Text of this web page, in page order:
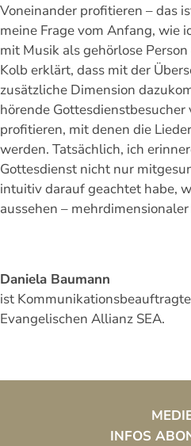
Voneinander profitieren – das
meine Frage vom Anfang, wie
mit Musik als gehörlose
Kolb erklärt, dass mit der
zusätzliche Dimension
hörende Gottesdienstbesucher
profitieren, mit denen die
werden. Tatsächlich, ich
Gottesdienst nicht nur
intuitiv darauf geachtet habe,
aussehen –
Daniela Baumann
ist
Evangelischen Allianz SEA.
INFOS